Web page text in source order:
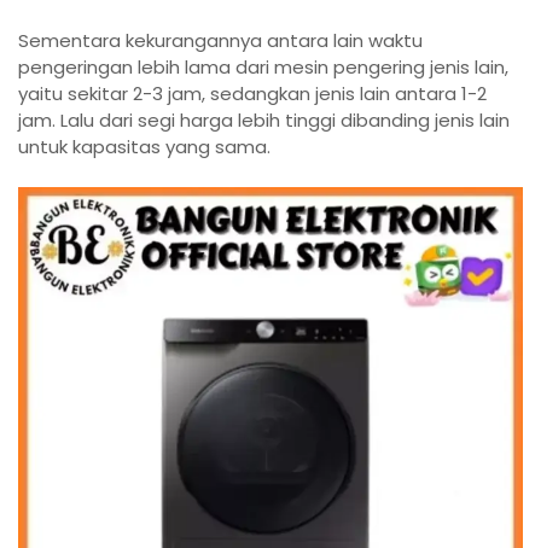
Sementara kekurangannya antara lain waktu
pengeringan lebih lama dari mesin pengering jenis lain,
yaitu sekitar 2-3 jam, sedangkan jenis lain antara 1-2
jam. Lalu dari segi harga lebih tinggi dibanding jenis lain
untuk kapasitas yang sama.